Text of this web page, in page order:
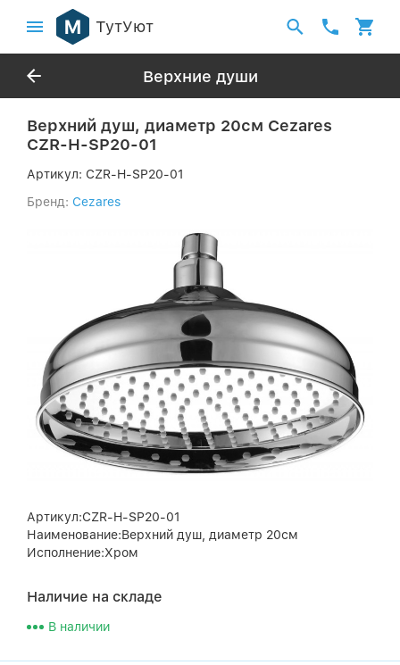
ТутУют
Верхние души
Верхний душ, диаметр 20см Cezares
CZR-H-SP20-01
Артикул: CZR-H-SP20-01
Бренд: Cezares
Артикул:CZR-H-SP20-01
Наименование:Верхний душ, диаметр 20см
Исполнение:Хром
Наличие на складе
В наличии